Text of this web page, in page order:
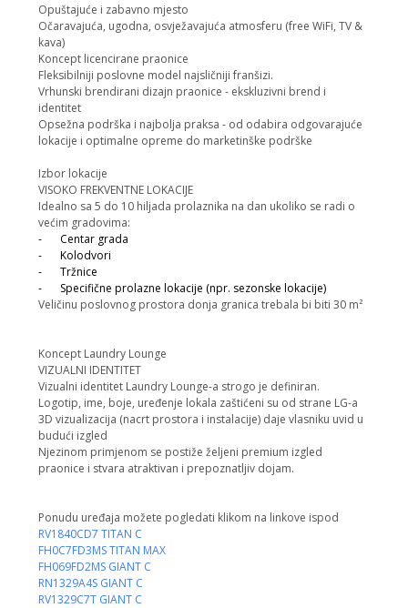
Opuštajuće i zabavno mjesto
Očaravajuća, ugodna, osvježavajuća atmosferu (free WiFi, TV &
kava)
Koncept licencirane praonice
Fleksibilniji poslovne model najsličniji franšizi.
Vrhunski brendirani dizajn praonice - ekskluzivni brend i
identitet
Opsežna podrška i najbolja praksa - od odabira odgovarajuće
lokacije i optimalne opreme do marketinške podrške
Izbor lokacije
VISOKO FREKVENTNE LOKACIJE
Idealno sa 5 do 10 hiljada prolaznika na dan ukoliko se radi o
većim gradovima:
-
Centar grada
-
Kolodvori
-
Tržnice
-
Specifične prolazne lokacije (npr. sezonske lokacije)
Veličinu poslovnog prostora donja granica trebala bi biti 30 m²
Koncept Laundry Lounge
VIZUALNI IDENTITET
Vizualni identitet Laundry Lounge-a strogo je definiran.
Logotip, ime, boje, uređenje lokala zaštićeni su od strane LG-a
3D vizualizacija (nacrt prostora i instalacije) daje vlasniku uvid u
budući izgled
Njezinom primjenom se postiže željeni premium izgled
praonice i stvara atraktivan i prepoznatljiv dojam.
Ponudu uređaja možete pogledati klikom na linkove ispod
RV1840CD7 TITAN C
FH0C7FD3MS TITAN MAX
FH069FD2MS GIANT C
RN1329A4S GIANT C
RV1329C7T GIANT C